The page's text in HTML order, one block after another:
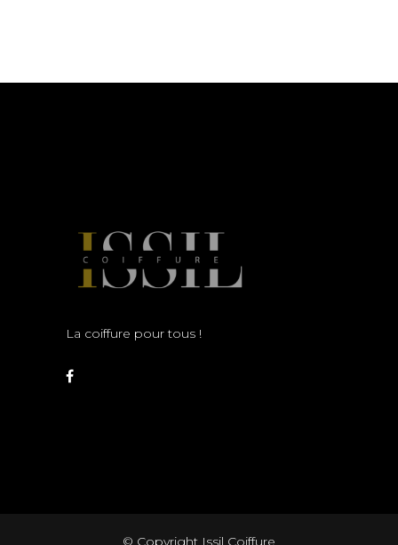
La coiffure pour tous !